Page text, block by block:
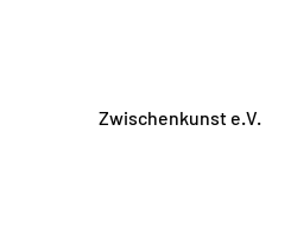
Zwischenkunst e.V.